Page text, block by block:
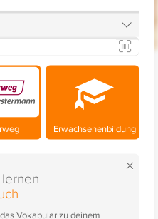
Erwachsenenbildung
×
Vokabular zu deinem